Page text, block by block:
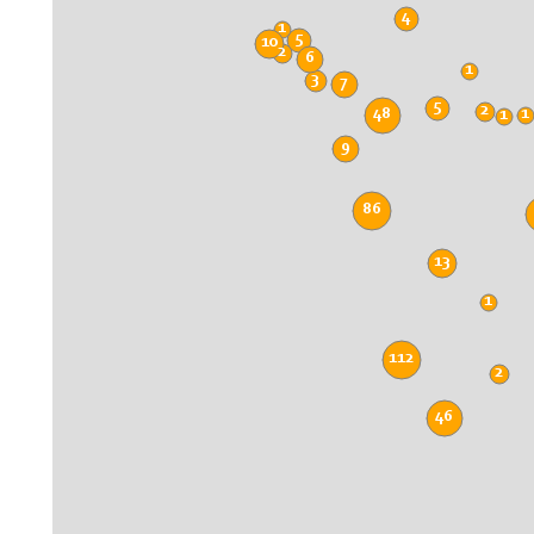
4
1
1
3
2
10
5
6
7
46
13
112
48
9
1
2
1
86
1
2
5